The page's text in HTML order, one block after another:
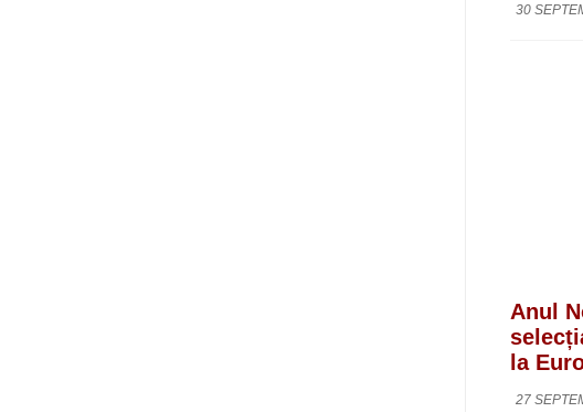
30
Anul
la
27